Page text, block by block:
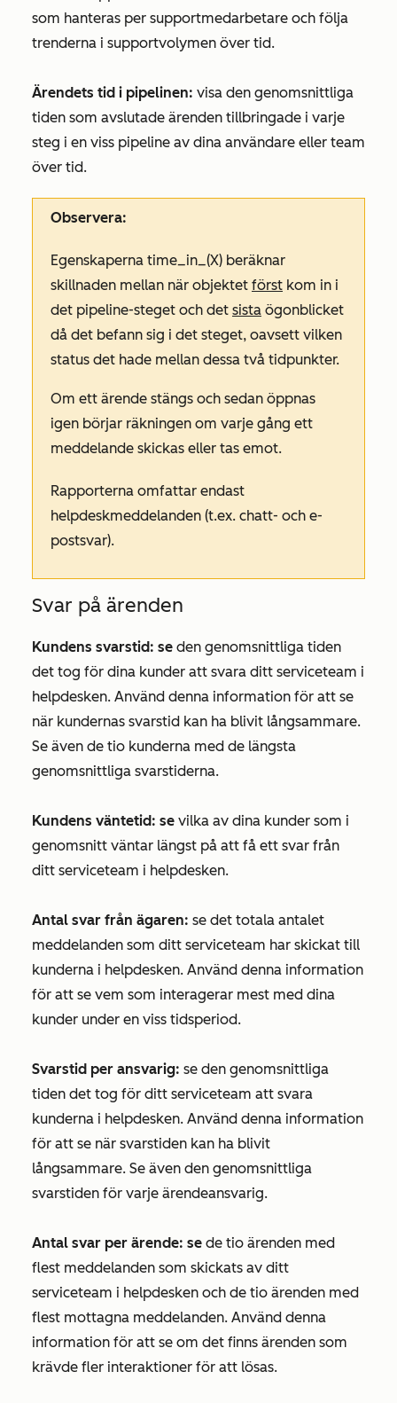
som hanteras per supportmedarbetare och följa
trenderna i supportvolymen över tid.
Ärendets tid i pipelinen: visa den genomsnittliga
tiden som avslutade ärenden tillbringade i varje
steg i en viss pipeline av dina användare eller team
över tid.
Observera:
Egenskaperna time_in_(X) beräknar
skillnaden mellan när objektet först kom in i
det pipeline-steget och det sista ögonblicket
då det befann sig i det steget, oavsett vilken
status det hade mellan dessa två tidpunkter.
Om ett ärende stängs och sedan öppnas
igen börjar räkningen om varje gång ett
meddelande skickas eller tas emot.
Rapporterna omfattar endast
helpdeskmeddelanden (t.ex. chatt- och e-
postsvar).
Svar på ärenden
Kundens svarstid: se den genomsnittliga tiden
det tog för dina kunder att svara ditt serviceteam i
helpdesken. Använd denna information för att se
när kundernas svarstid kan ha blivit långsammare.
Se även de tio kunderna med de längsta
genomsnittliga svarstiderna.
Kundens väntetid: se vilka av dina kunder som i
genomsnitt väntar längst på att få ett svar från
ditt serviceteam i helpdesken.
Antal svar från ägaren: se det totala antalet
meddelanden som ditt serviceteam har skickat till
kunderna i helpdesken. Använd denna information
för att se vem som interagerar mest med dina
kunder under en viss tidsperiod.
Svarstid per ansvarig: se den genomsnittliga
tiden det tog för ditt serviceteam att svara
kunderna i helpdesken. Använd denna information
för att se när svarstiden kan ha blivit
långsammare. Se även den genomsnittliga
svarstiden för varje ärendeansvarig.
Antal svar per ärende: se de tio ärenden med
flest meddelanden som skickats av ditt
serviceteam i helpdesken och de tio ärenden med
flest mottagna meddelanden. Använd denna
information för att se om det finns ärenden som
krävde fler interaktioner för att lösas.